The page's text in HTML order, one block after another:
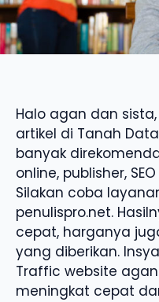
Halo agan dan
artikel di Tanah
banyak
online, publisher,
Silakan coba
penulispro.net.
cepat, harganya
yang diberikan.
Traffic website
meningkat cepat